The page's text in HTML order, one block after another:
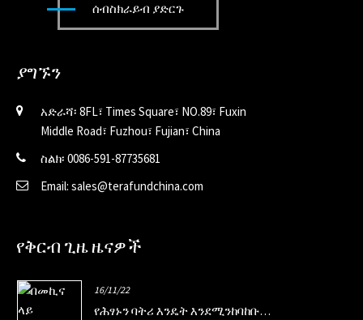
ሰብስክራይብ ያድርጉ
ያግኙን
አድራሻ፡ 8FL፣ Times Square፣ NO.89፣ Fuxin
Middle Road፣ Fuzhou፣ Fujian፣ China
ስልክ፡ 0086-591-87735681
Email: sales@terafundchina.com
የቅርብ ጊዜ ዜናዎች
16/11/22
የሕፃኑን ባትሪ እንዴት እንደሚንከባከቡ…